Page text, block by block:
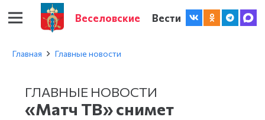
Веселовские Вести
Главная Главные новости
ГЛАВНЫЕ НОВОСТИ
«Матч ТВ» снимет